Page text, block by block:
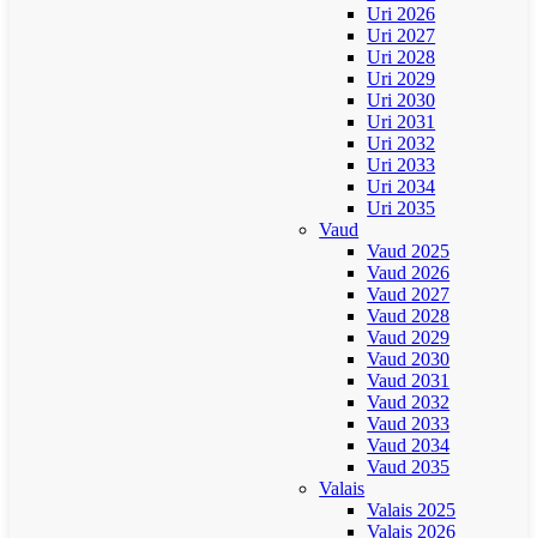
Uri 2026
Uri 2027
Uri 2028
Uri 2029
Uri 2030
Uri 2031
Uri 2032
Uri 2033
Uri 2034
Uri 2035
Vaud
Vaud 2025
Vaud 2026
Vaud 2027
Vaud 2028
Vaud 2029
Vaud 2030
Vaud 2031
Vaud 2032
Vaud 2033
Vaud 2034
Vaud 2035
Valais
Valais 2025
Valais 2026